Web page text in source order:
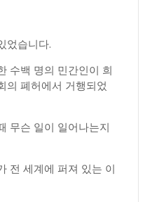
었습니다.
수백 명의 민간인이 희
의 폐허에서 거행되었
무슨 일이 일어나는지
전 세계에 퍼져 있는 이